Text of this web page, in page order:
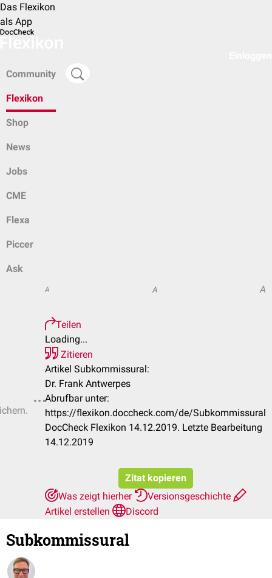
Das Flexikon
als App
Community
Flexikon
Shop
News
Jobs
CME
Flexa
Piccer
Ask
A A A
Teilen
Loading...
Zitieren
Artikel Subkommissural:
Dr. Frank Antwerpes
Abrufbar unter:
https://flexikon.doccheck.com/de/Subkommissural
DocCheck Flexikon 14.12.2019. Letzte Bearbeitung
14.12.2019
Zitat kopieren
Was zeigt hierher
Versionsgeschichte
Artikel erstellen
Discord
Subkommissural